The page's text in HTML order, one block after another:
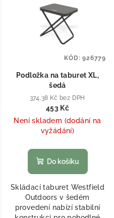
Podložka na taburet XL,
šedá
374,38 Kč bez DPH
453 Kč
Není skladem (dodání na
vyžádání)
Do košíku
Skládací taburet Westfield
Outdoors v šedém
provedení nabízí stabilní
KÓD:926779